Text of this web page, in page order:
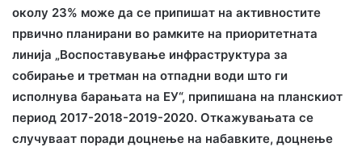
околу 23% може да се припишат на активностите
првично планирани во рамките на приоритетната
линија „Воспоставување инфраструктура за
собирање и третман на отпадни води што ги
исполнува барањата на ЕУ“, припишана на планскиот
период 2017-2018-2019-2020. Откажувањата се
случуваат поради доцнење на набавките, доцнење